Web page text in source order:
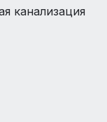
канализация